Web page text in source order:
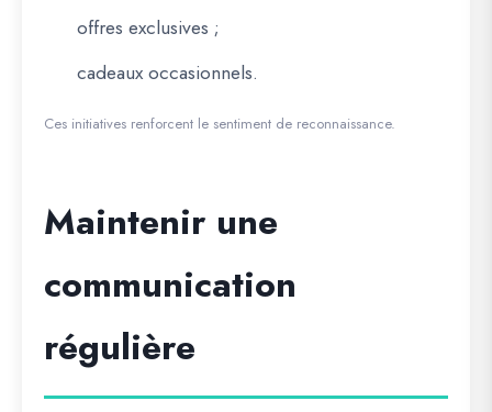
offres exclusives ;
cadeaux occasionnels.
Ces initiatives renforcent le sentiment de reconnaissance.
Maintenir une
communication
régulière